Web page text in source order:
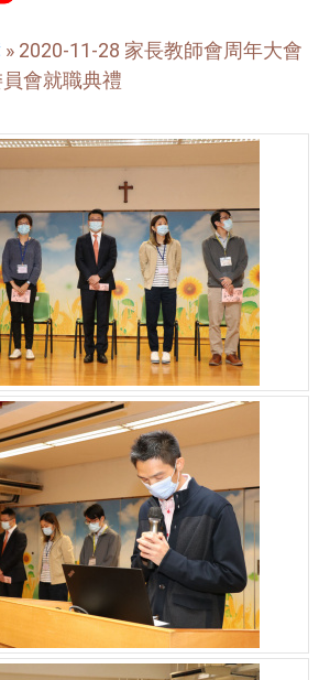
» 2020-11-28 家長教師會周年大會
會就職典禮